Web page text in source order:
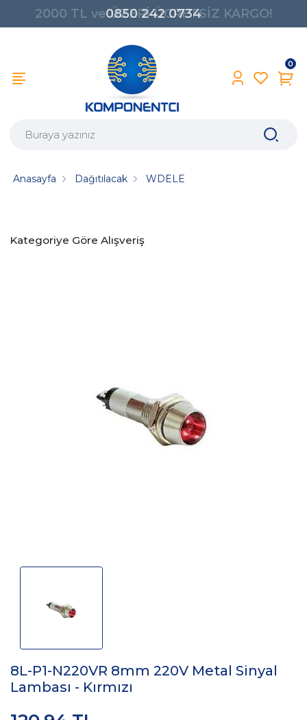
2000 TL ve ÜZERİ ÜCRETSİZ KARGO!
0850 242 0734
0
Anasayfa Dağıtılacak WDELE
Kategoriye Göre Alışveriş
8L-P1-N220VR 8mm 220V Metal Sinyal
Lambası - Kırmızı